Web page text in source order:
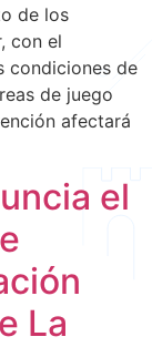
de los
con el
condiciones de
de juego
afectará
el
La